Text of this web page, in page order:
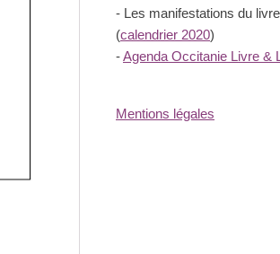
- Les manifestations du
(calendrier 2020)
-Agenda Occitanie Livre &
Mentions légales